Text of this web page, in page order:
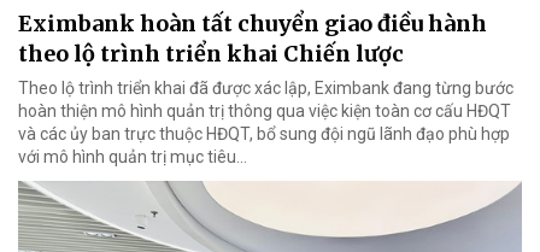
Eximbank hoàn tất chuyển giao điều hành
theo lộ trình triển khai Chiến lược
Theo lộ trình triển khai đã được xác lập, Eximbank đang từng bước
hoàn thiện mô hình quản trị thông qua việc kiện toàn cơ cấu HĐQT
và các ủy ban trực thuộc HĐQT, bổ sung đội ngũ lãnh đạo phù hợp
với mô hình quản trị mục tiêu...